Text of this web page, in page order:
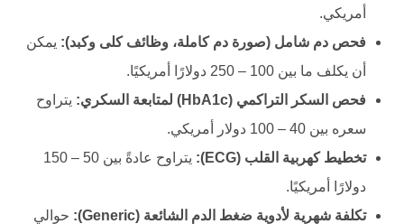
أمريكي.
فحص دم شامل (صورة دم كاملة، وظائف كلى وكبد): يمكن
أن يكلف ما بين 100 – 250 دولارًا أمريكيًا.
فحص السكر التراكمي (HbA1c) لمتابعة السكري:
يتراوح
سعره بين 40 – 100 دولار أمريكي.
تخطيط كهربية القلب (ECG):
يتراوح عادةً بين 50 – 150
دولارًا أمريكيًا.
تكلفة شهرية لأدوية ضغط الدم الشائعة (Generic):
حوالي